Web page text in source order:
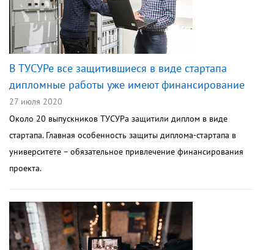
В ТУСУРе все защитившиеся в виде стартапа
дипломные работы уже имеют финансирование
27 июля 2020
Около 20 выпускников ТУСУРа защитили диплом в виде
стартапа. Главная особенность защиты диплома-стартапа в
университете – обязательное привлечение финансирования
проекта.